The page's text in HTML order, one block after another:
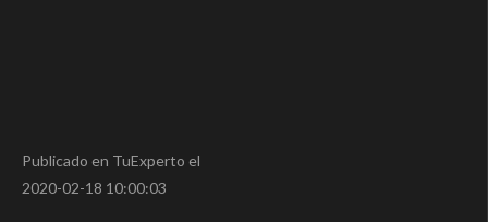
Publicado en TuExperto el
2020-02-18 10:00:03